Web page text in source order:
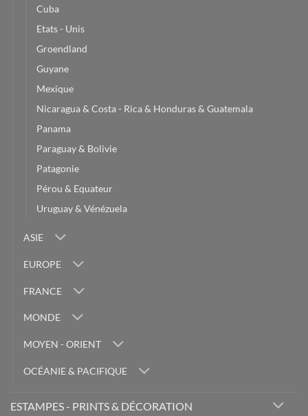
Cuba
Etats - Unis
Groendland
Guyane
Mexique
Nicaragua & Costa - Rica & Honduras & Guatemala
Panama
Paraguay & Bolivie
Patagonie
Pérou & Equateur
Uruguay & Vénézuela
ASIE
EUROPE
FRANCE
MONDE
MOYEN - ORIENT
OCÉANIE & PACIFIQUE
ESTAMPES - PRINTS & DÉCORATION